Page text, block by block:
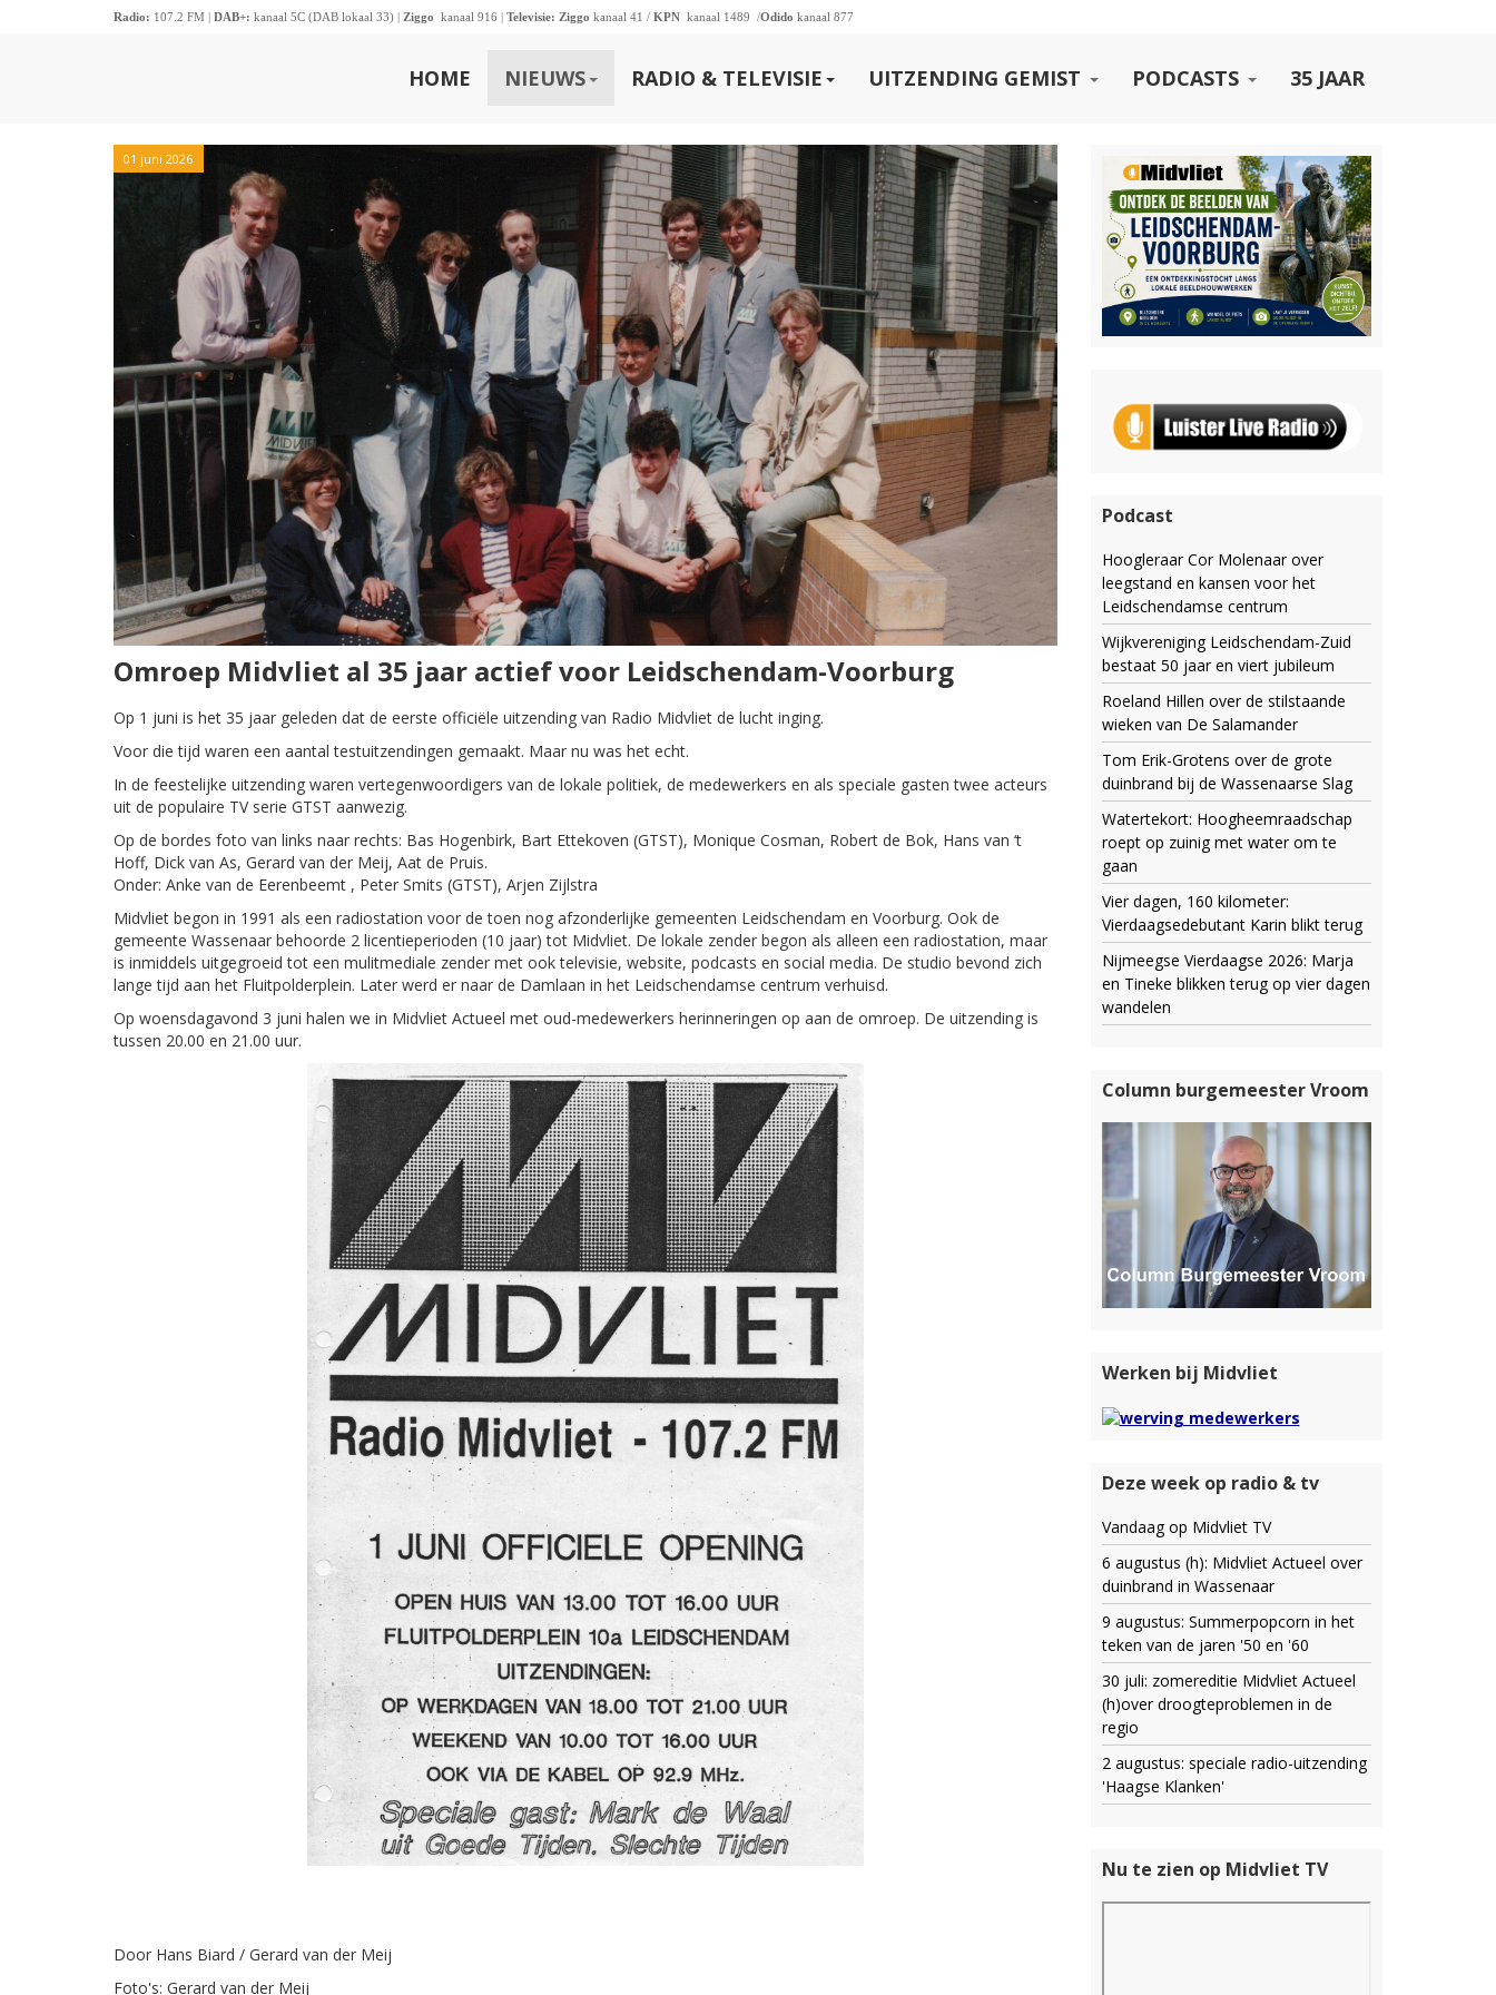
Radio: 107.2 FM | DAB+: kanaal 5C (DAB lokaal 33) | Ziggo kanaal 916 | Televisie: Ziggo kanaal 41 / KPN kanaal 1489 /Odido kanaal 877
HOME NIEUWS RADIO & TELEVISIE UITZENDING GEMIST PODCASTS 35 JAAR
01 juni 2026
Omroep Midvliet al 35 jaar actief voor Leidschendam-Voorburg
Op 1 juni is het 35 jaar geleden dat de eerste officiële uitzending van Radio Midvliet de lucht inging.
Voor die tijd waren een aantal testuitzendingen gemaakt. Maar nu was het echt.
In de feestelijke uitzending waren vertegenwoordigers van de lokale politiek, de medewerkers en als speciale gasten twee acteurs
uit de populaire TV serie GTST aanwezig.
Op de bordes foto van links naar rechts: Bas Hogenbirk, Bart Ettekoven (GTST), Monique Cosman, Robert de Bok, Hans van ‘t
Hoff, Dick van As, Gerard van der Meij, Aat de Pruis.
Onder: Anke van de Eerenbeemt , Peter Smits (GTST), Arjen Zijlstra
Midvliet begon in 1991 als een radiostation voor de toen nog afzonderlijke gemeenten Leidschendam en Voorburg. Ook de
gemeente Wassenaar behoorde 2 licentieperioden (10 jaar) tot Midvliet. De lokale zender begon als alleen een radiostation, maar
is inmiddels uitgegroeid tot een mulitmediale zender met ook televisie, website, podcasts en social media. De studio bevond zich
lange tijd aan het Fluitpolderplein. Later werd er naar de Damlaan in het Leidschendamse centrum verhuisd.
Op woensdagavond 3 juni halen we in Midvliet Actueel met oud-medewerkers herinneringen op aan de omroep. De uitzending is
tussen 20.00 en 21.00 uur.
Door Hans Biard / Gerard van der Meij
Foto's: Gerard van der Meij
Podcast
Hoogleraar Cor Molenaar over
leegstand en kansen voor het
Leidschendamse centrum
Wijkvereniging Leidschendam-Zuid
bestaat 50 jaar en viert jubileum
Roeland Hillen over de stilstaande
wieken van De Salamander
Tom Erik-Grotens over de grote
duinbrand bij de Wassenaarse Slag
Watertekort: Hoogheemraadschap
roept op zuinig met water om te
gaan
Vier dagen, 160 kilometer:
Vierdaagsedebutant Karin blikt terug
Nijmeegse Vierdaagse 2026: Marja
en Tineke blikken terug op vier dagen
wandelen
Column burgemeester Vroom
Werken bij Midvliet
Deze week op radio & tv
Vandaag op Midvliet TV
6 augustus (h): Midvliet Actueel over
duinbrand in Wassenaar
9 augustus: Summerpopcorn in het
teken van de jaren '50 en '60
30 juli: zomereditie Midvliet Actueel
(h)over droogteproblemen in de
regio
2 augustus: speciale radio-uitzending
'Haagse Klanken'
Nu te zien op Midvliet TV